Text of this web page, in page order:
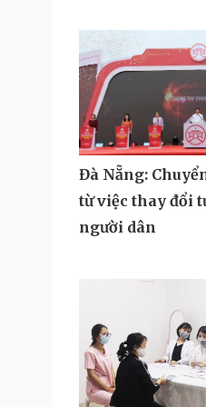
Đà Nẵng:
từ việc thay đổi
người dân